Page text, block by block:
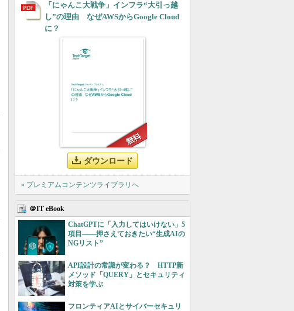
「にゃんこ大戦争」インフラ“大引っ越
し”の理由 なぜAWSからGoogle Cloud
に？
ダウンロード
» プレミアムコンテンツライブラリへ
＠IT eBook
ChatGPTに「入力してはいけない」5
項目――押さえておきたい“生成AIの
NGリスト”
API設計の常識が変わる？ HTTP新
メソッド「QUERY」とセキュリティ
対策を学ぶ
フロンティアAIとサイバーセキュリ